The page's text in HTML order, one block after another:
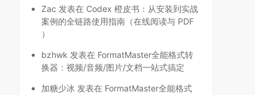
Zac 发表在 Codex 橙皮书：从安装到实战
案例的全链路使用指南（在线阅读与 PDF
）
bzhwk 发表在 FormatMaster全能格式转
换器：视频/音频/图片/文档一站式搞定
加糖少冰 发表在 FormatMaster全能格式